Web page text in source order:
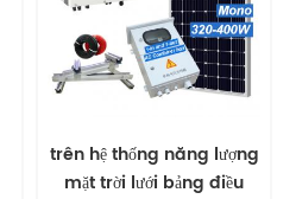
trên hệ thống năng lượng
mặt trời lưới bảng điều